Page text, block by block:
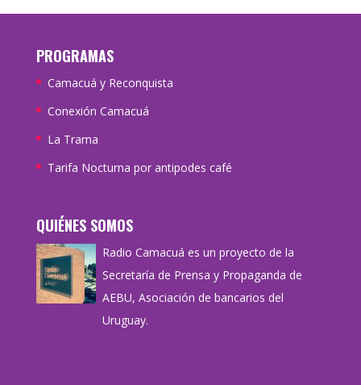
PROGRAMAS
Camacuá y Reconquista
Conexión Camacuá
La Trama
Tarifa Nocturna por antipodes café
QUIÉNES SOMOS
Radio Camacuá es un proyecto de la
Secretaría de Prensa y Propaganda de
AEBU, Asociación de bancarios del
Uruguay.